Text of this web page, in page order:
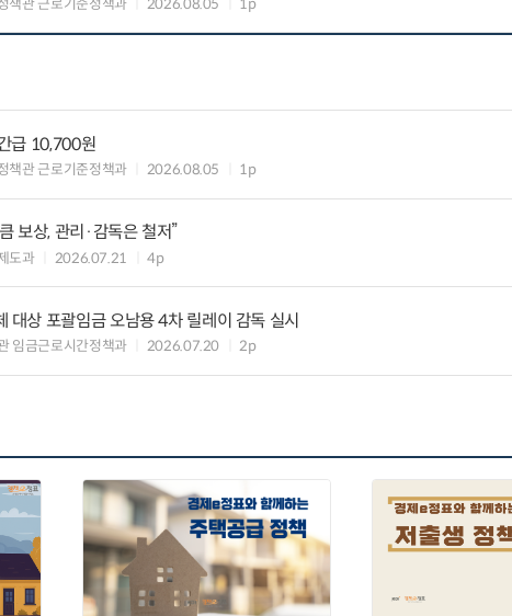
책관 근로기준정책과 2026.08.05 1p
급 10,700원
책관 근로기준정책과 2026.08.05 1p
보상, 관리·감독은 철저”
도과 2026.07.21 4p
대상 포괄임금 오남용 4차 릴레이 감독 실시
임금근로시간정책과 2026.07.20 2p